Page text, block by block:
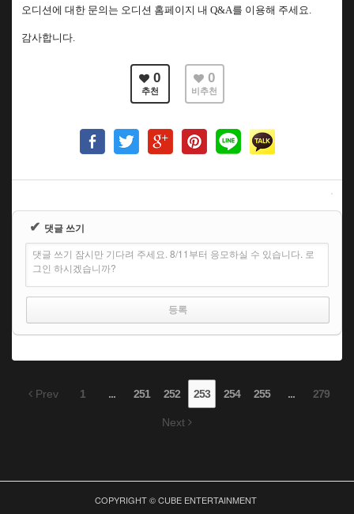
오디션에 대한 문의는 오디션 홈페이지 내 Q&A를 이용해 주세요.
감사합니다.
0
추천
0
비추천
✔ 댓글 쓰기
댓글 쓰기 잠시만 기다려 주세요. 8/11부터 응모하실 수 있습니다. 로
그인 하시겠습니까?
Prev 1 ... 251 252 253 254 255 ... 279
Next
COPYRIGHT © CUBE ENTERTAINMENT